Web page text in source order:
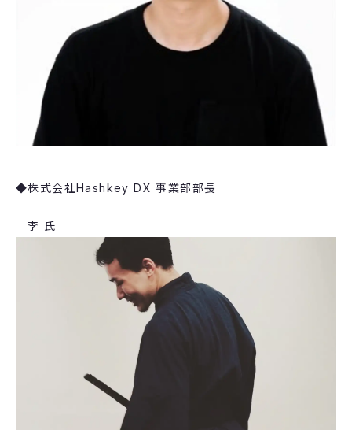
◆​株式会社Hashkey DX ​事業部部長
​李 氏